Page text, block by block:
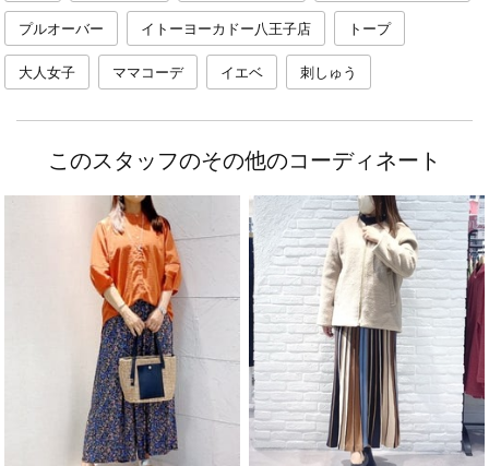
プルオーバー イトーヨーカドー八王子店 トープ
大人女子 ママコーデ イエベ 刺しゅう
このスタッフのその他のコーディネート